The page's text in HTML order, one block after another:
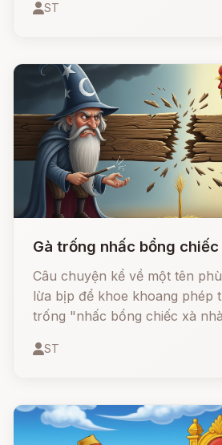
mắt quỷ. Câu chuyện vừa
ST
Gà trống nhấc bổng chiếc
Câu chuyện kể về một tên
lừa bịp để khoe khoang phép
trống "nhấc bổng chiếc xà
trần: đó chỉ là một cọng rơm
ST